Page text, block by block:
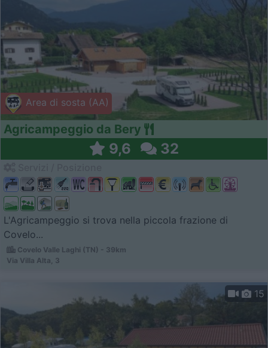
Area di sosta (AA)
Agricampeggio da Bery
9,6 32
L'Agricampeggio si trova nella piccola frazione di
Covelo...
Covelo Valle Laghi (TN) - 39km
Via Villa Alta, 3
15